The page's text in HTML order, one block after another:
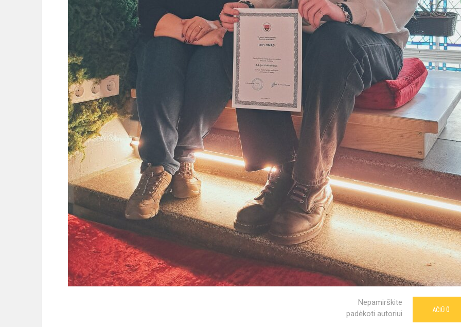
Nepamirškite
padėkoti autoriui
AČIŪ 0